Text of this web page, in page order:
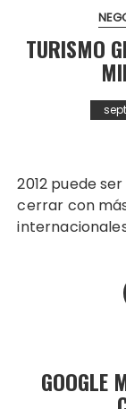
TURISMO
2012 puede ser el primer año en la historia en
cerrar con
GOOGLE